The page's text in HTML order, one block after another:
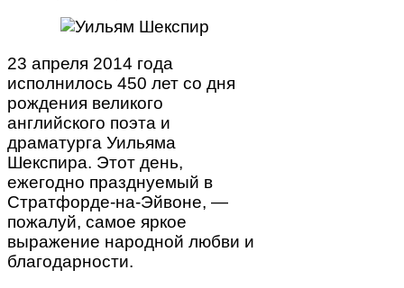
23 апреля 2014 года
исполнилось 450 лет со дня
рождения великого
английского поэта и
драматурга Уильяма
Шекспира. Этот день,
ежегодно празднуемый в
Стратфорде-на-Эйвоне, —
пожалуй, самое яркое
выражение народной любви и
благодарности.